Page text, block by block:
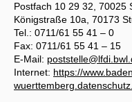
Postfach 10 29 32, 70025
Königstraße 10a, 70173
Tel.: 0711/61 55 41 – 0
Fax: 0711/61 55 41 – 15
E-Mail:
Internet: https://